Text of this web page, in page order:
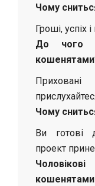
Чому
Гроші, успіх
До чого
Чому
Ви готові
проект